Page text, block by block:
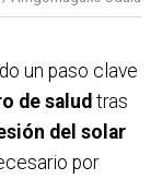
se suma a la
de buena parte
su
el
ciudadana
un paso clave
de salud tras
del solar
por